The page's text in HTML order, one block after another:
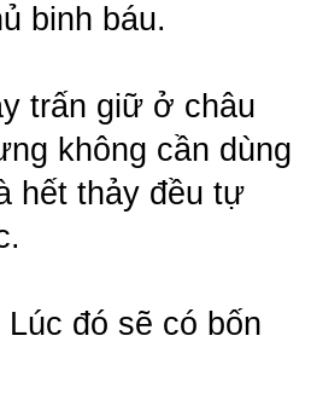
binh báu.
trấn giữ ở châu
không cần dùng
hết thảy đều tự
đó sẽ có bốn